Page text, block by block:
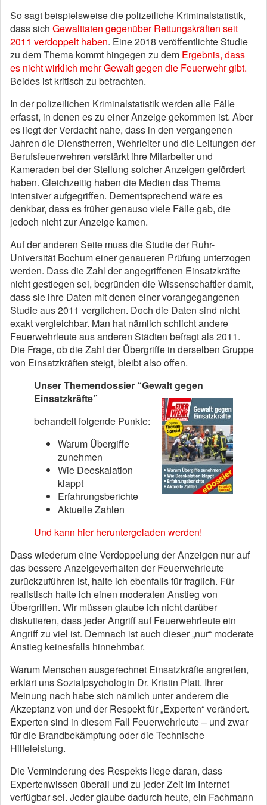
So sagt beispielsweise die polizeiliche Kriminalstatistik,
dass sich Gewalttaten gegenüber Rettungskräften seit
2011 verdoppelt haben. Eine 2018 veröffentlichte Studie
zu dem Thema kommt hingegen zu dem Ergebnis, dass
es nicht wirklich mehr Gewalt gegen die Feuerwehr gibt.
Beides ist kritisch zu betrachten.
In der polizeilichen Kriminalstatistik werden alle Fälle
erfasst, in denen es zu einer Anzeige gekommen ist. Aber
es liegt der Verdacht nahe, dass in den vergangenen
Jahren die Dienstherren, Wehrleiter und die Leitungen der
Berufsfeuerwehren verstärkt ihre Mitarbeiter und
Kameraden bei der Stellung solcher Anzeigen gefördert
haben. Gleichzeitig haben die Medien das Thema
intensiver aufgegriffen. Dementsprechend wäre es
denkbar, dass es früher genauso viele Fälle gab, die
jedoch nicht zur Anzeige kamen.
Auf der anderen Seite muss die Studie der Ruhr-
Universität Bochum einer genaueren Prüfung unterzogen
werden. Dass die Zahl der angegriffenen Einsatzkräfte
nicht gestiegen sei, begründen die Wissenschaftler damit,
dass sie ihre Daten mit denen einer vorangegangenen
Studie aus 2011 verglichen. Doch die Daten sind nicht
exakt vergleichbar. Man hat nämlich schlicht andere
Feuerwehrleute aus anderen Städten befragt als 2011.
Die Frage, ob die Zahl der Übergriffe in derselben Gruppe
von Einsatzkräften steigt, bleibt also offen.
Unser Themendossier “Gewalt gegen
Einsatzkräfte”
behandelt folgende Punkte:
Warum Übergiffe
zunehmen
Wie Deeskalation
klappt
Erfahrungsberichte
Aktuelle Zahlen
Und kann hier heruntergeladen werden!
Dass wiederum eine Verdoppelung der Anzeigen nur auf
das bessere Anzeigeverhalten der Feuerwehrleute
zurückzuführen ist, halte ich ebenfalls für fraglich. Für
realistisch halte ich einen moderaten Anstieg von
Übergriffen. Wir müssen glaube ich nicht darüber
diskutieren, dass jeder Angriff auf Feuerwehrleute ein
Angriff zu viel ist. Demnach ist auch dieser „nur“ moderate
Anstieg keinesfalls hinnehmbar.
Warum Menschen ausgerechnet Einsatzkräfte angreifen,
erklärt uns Sozialpsychologin Dr. Kristin Platt. Ihrer
Meinung nach habe sich nämlich unter anderem die
Akzeptanz von und der Respekt für „Experten“ verändert.
Experten sind in diesem Fall Feuerwehrleute – und zwar
für die Brandbekämpfung oder die Technische
Hilfeleistung.
Die Verminderung des Respekts liege daran, dass
Expertenwissen überall und zu jeder Zeit im Internet
verfügbar sei. Jeder glaube dadurch heute, ein Fachmann